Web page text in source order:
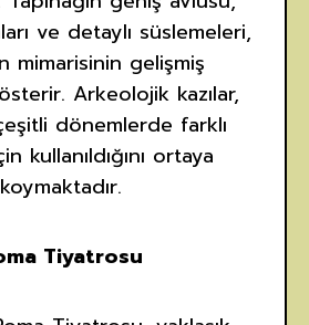
ve detaylı süslemeleri,
mimarisinin gelişmiş
Arkeolojik kazılar,
dönemlerde farklı
kullanıldığını ortaya
koymaktadır.
Tiyatrosu